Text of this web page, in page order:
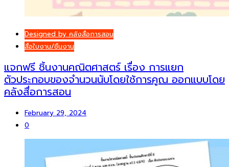
Designed by คลังสื่อการสอน
สื่อใบงาน/ชิ้นงาน
แจกฟรี ชิ้นงานคณิตศาสตร์ เรื่อง การแยก
ตัวประกอบของจำนวนนับโดยใช้การคูณ ออกแบบโดย
คลังสื่อการสอน
February 29, 2024
0